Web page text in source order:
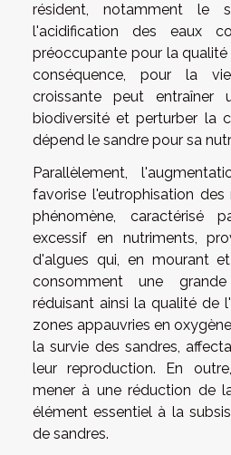
résident, notamment le
l'acidification des eaux
préoccupante pour la
conséquence, pour la
croissante peut entraîner
biodiversité et perturber la
dépend le sandre pour sa
Parallèlement,
favorise l'eutrophisation des
phénomène, caractérisé
excessif en nutriments,
d'algues qui, en mourant
consomment une
réduisant ainsi la qualité de
zones appauvries en
la survie des sandres,
leur reproduction. En
mener à une réduction de
élément essentiel à la
de sandres.